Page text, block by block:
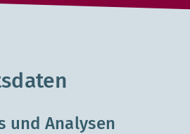
und Analysen